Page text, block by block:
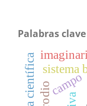
Palabras clave
sistema
campo